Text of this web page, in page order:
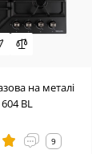
на металі
BL
9